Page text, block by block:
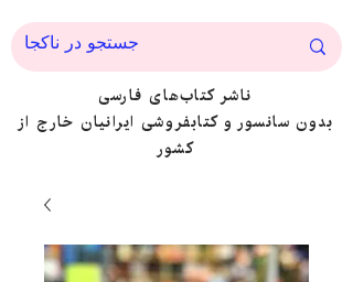
ناشر کتاب‌های فارسی
بدون سانسور و کتابفروشی ایرانیان خارج از
کشور